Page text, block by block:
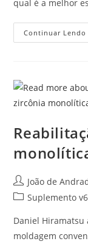
qual é a melhor
Continuar Lendo
João de
Suplemento
Daniel Hiramatsu
moldagem